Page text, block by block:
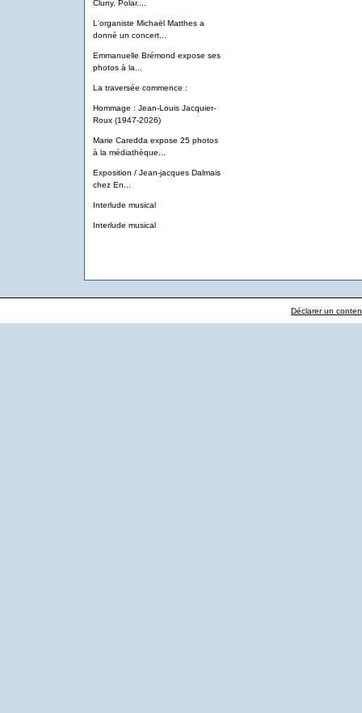
Cluny. Polar....
L'organiste Michaël Matthes a
donné un concert...
Emmanuelle Brémond expose ses
photos à la...
La traversée commence :
Hommage : Jean-Louis Jacquier-
Roux (1947-2026)
Marie Caredda expose 25 photos
à la médiathèque...
Exposition / Jean-jacques Dalmais
chez En...
Interlude musical
Interlude musical
Déclarer un